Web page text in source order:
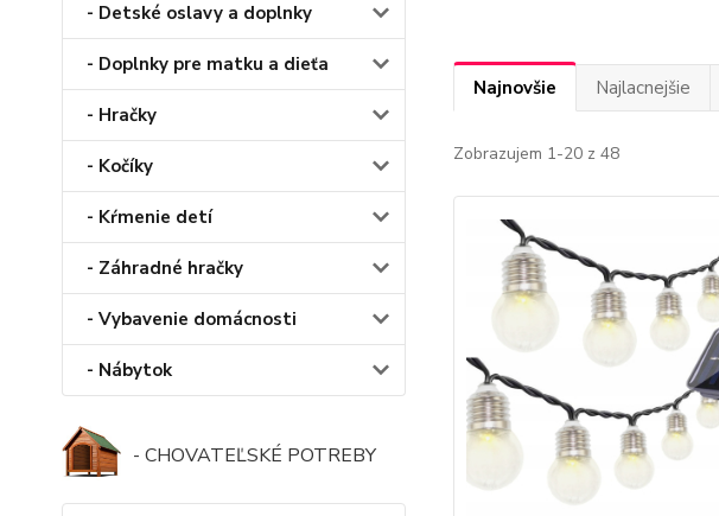
- Detské oslavy a doplnky
- Doplnky pre matku a dieťa
- Hračky
- Kočíky
- Kŕmenie detí
- Záhradné hračky
- Vybavenie domácnosti
- Nábytok
- CHOVATEĽSKÉ POTREBY
Najnovšie Najlacnejšie
Zobrazujem 1-20 z 48